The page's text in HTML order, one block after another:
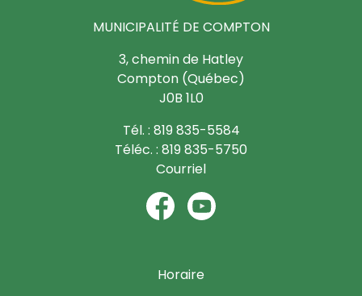
MUNICIPALITÉ DE COMPTON
3, chemin de Hatley
Compton (Québec)
J0B 1L0
Tél. : 819 835-5584
Téléc. : 819 835-5750
Courriel
Horaire